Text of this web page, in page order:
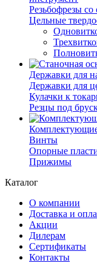
Резьбофрезы
Цельные
Державки для
Державки для
Кулачки к
Резцы под
Винты
Опорные
Прижимы
Каталог
О компании
Доставка и
Акции
Дилерам
Сертификаты
Контакты